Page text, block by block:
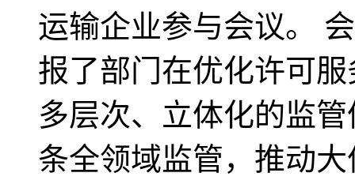
运输企业参与会议。
报了部门在优化许可
多层次、立体化的监
条全领域监管，推动